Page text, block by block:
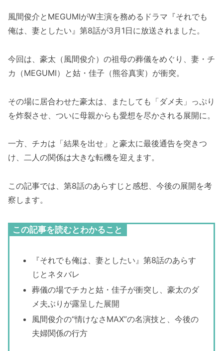
風間俊介とMEGUMIがW主演を務めるドラマ『それでも
俺は、妻としたい』第8話が3月1日に放送されました。
今回は、豪太（風間俊介）の祖母の葬儀をめぐり、妻・チ
カ（MEGUMI）と姑・佳子（熊谷真実）が衝突。
その場に居合わせた豪太は、またしても「ダメ夫」っぷり
を炸裂させ、ついに母親からも愛想を尽かされる展開に。
一方、チカは「結果を出せ」と豪太に最後通告を突きつ
け、二人の関係は大きな転機を迎えます。
この記事では、第8話のあらすじと感想、今後の展開を考
察します。
この記事を読むとわかること
『それでも俺は、妻としたい』第8話のあらす
じとネタバレ
葬儀の場でチカと姑・佳子が衝突し、豪太のダ
メ夫ぶりが露呈した展開
風間俊介の“情けなさMAX”の名演技と、今後の
夫婦関係の行方